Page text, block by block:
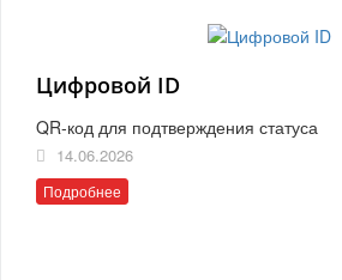
Цифровой ID
QR-код для подтверждения статуса
14.06.2026
Подробнее